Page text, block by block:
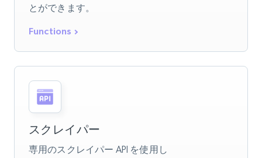
とができます。
Functions
スクレイパー
専用のスクレイパー API を使用し